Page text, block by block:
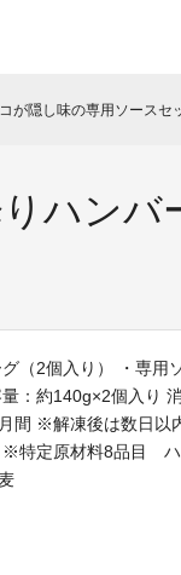
が隠し味の専用ソースセ
ハン
グ（2個入り） ・専用
：約140g×2個入り
間 ※解凍後は数日以
※特定原材料8品目 ハ